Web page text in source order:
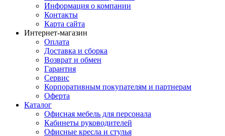
Информация о компании
Контакты
Карта сайта
Интернет-магазин
Оплата
Доставка и сборка
Возврат и обмен
Гарантия
Сервис
Корпоративным покупателям и партнерам
Оферта
Каталог
Офисная мебель для персонала
Кабинеты руководителей
Офисные кресла и стулья